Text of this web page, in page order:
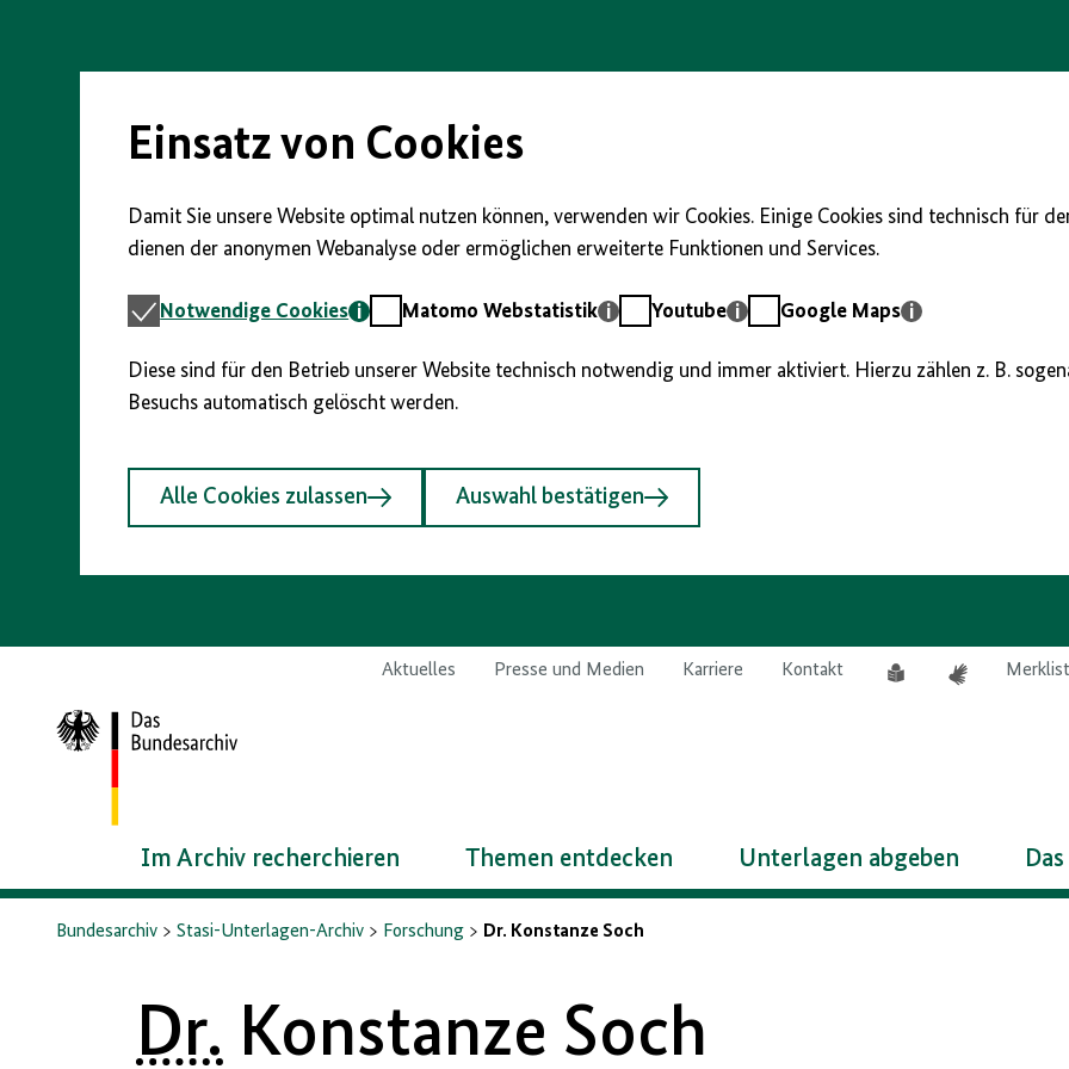
Seiteninhalt
Einsatz von Cookies
Damit Sie unsere Website optimal nutzen können, verwenden wir Cookies. Einige Cookies sind technisch für
dienen der anonymen Webanalyse oder ermöglichen erweiterte Funktionen und Services.
Notwendige
Notwendige Cookies
MatomoMatomo Webstatistik YoutubeYoutube
GoogleGoogle Maps
Diese sind für den Betrieb unserer Website technisch notwendig und immer aktiviert. Hierzu zählen z. B.
Besuchs automatisch gelöscht werden.
Alle Cookies zulassen Auswahl bestätigen
Aktuelles Presse und Medien Karriere Kontakt
Leichte
Zur
Startseite
Im Archiv recherchieren Themen entdecken Unterlagen abgeben
Bundesarchiv Stasi-Unterlagen-Archiv Forschung Dr. Konstanze Soch
Dr. Konstanze Soch